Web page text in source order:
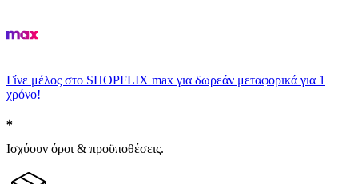
Γίνε μέλος στο SHOPFLIX max για δωρεάν μεταφορικά για 1
χρόνο!
Ισχύουν όροι & προϋποθέσεις.